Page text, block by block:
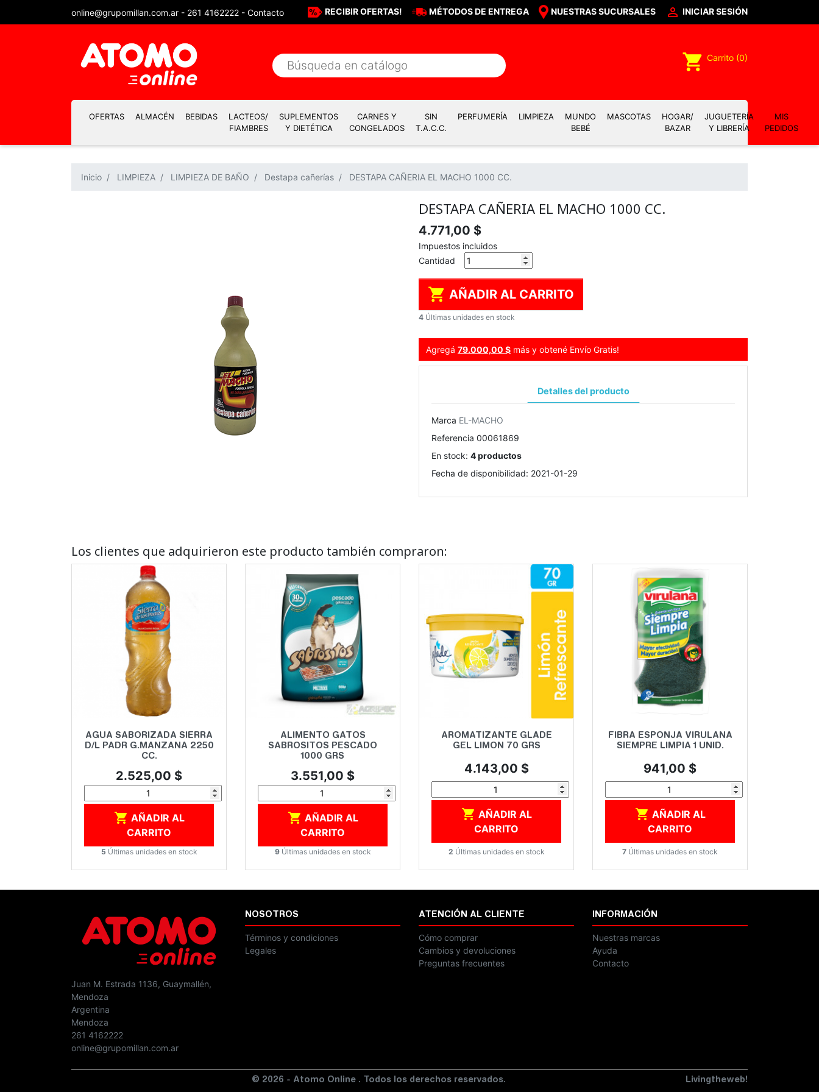
online@grupomillan.com.ar - 261 4162222 - Contacto RECIBIR OFERTAS! MÉTODOS DE ENTREGA NUESTRAS SUCURSALES  INICIAR SESIÓN
shopping_cart Carrito (0)
OFERTAS ALMACÉN BEBIDAS
LACTEOS/
FIAMBRES
SUPLEMENTOS
Y DIETÉTICA
CARNES Y
CONGELADOS
SIN
T.A.C.C.
PERFUMERÍA LIMPIEZA
MUNDO
BEBÉ
MASCOTAS
HOGAR/
BAZAR
JUGUETERÍA
Y LIBRERÍA
MIS
PEDIDOS
Inicio LIMPIEZA LIMPIEZA DE BAÑO Destapa cañerías DESTAPA CAÑERIA EL MACHO 1000 CC.
DESTAPA CAÑERIA EL MACHO 1000 CC.
4.771,00 $
Impuestos incluidos
Cantidad
 AÑADIR AL CARRITO
4 Últimas unidades en stock
Agregá 79.000,00 $ más y obtené Envío Gratis!
Detalles del producto
Marca EL-MACHO
Referencia 00061869
En stock: 4 productos
Fecha de disponibilidad: 2021-01-29
Los clientes que adquirieron este producto también compraron:
Vista rápida
AGUA SABORIZADA SIERRA
D/L PADR G.MANZANA 2250
CC.
Precio
2.525,00 $

CARRITO
5 Últimas unidades en stock
Vista rápida
ALIMENTO GATOS
SABROSITOS PESCADO
1000 GRS
Precio
3.551,00 $

CARRITO
9 Últimas unidades en stock
Vista rápida
AROMATIZANTE GLADE
GEL LIMON 70 GRS
Precio
4.143,00 $

CARRITO
2 Últimas unidades en stock
Vista rápida
FIBRA ESPONJA VIRULANA
SIEMPRE LIMPIA 1 UNID.
Precio
941,00 $

CARRITO
7 Últimas unidades en stock
Juan M. Estrada 1136, Guaymallén,
Mendoza
Argentina
Mendoza
261 4162222
online@grupomillan.com.ar
NOSOTROS
Términos y condiciones
Legales
ATENCIÓN AL CLIENTE
Cómo comprar
Cambios y devoluciones
Preguntas frecuentes
INFORMACIÓN
Nuestras marcas
Ayuda
Contacto
© 2026 - Atomo Online . Todos los derechos reservados. Livingtheweb!